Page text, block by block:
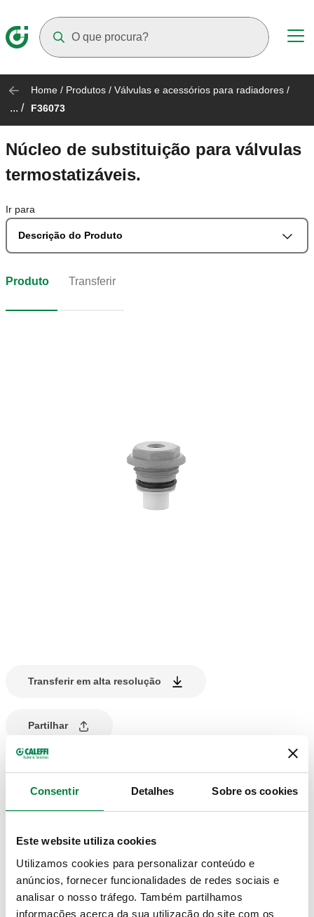
Consentir Detalhes Sobre os cookies
Este website utiliza cookies
Utilizamos cookies para personalizar conteúdo e
anúncios, fornecer funcionalidades de redes sociais e
analisar o nosso tráfego. Também partilhamos
informações acerca da sua utilização do site com os
Home / Produtos / Válvulas e acessórios para radiadores /
... / F36073
Núcleo de substituição para válvulas
termostatizáveis.
Ir para
Descrição do Produto
Produto Transferir
Transferir em alta resolução
Partilhar
DESCRIÇÃO DO PRODUTO
Núcleo de substituição para válvulas termostatizáveis.
DESENHOS E ESPECIFICAÇÕES